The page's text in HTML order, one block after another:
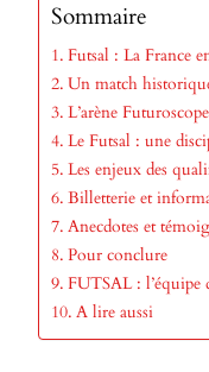
Sommaire
Futsal : La France
Un match
L’arène
Le Futsal : une
Les enjeux des
Billetterie et
Anecdotes et
Pour conclure
FUTSAL : l’équipe
A lire aussi